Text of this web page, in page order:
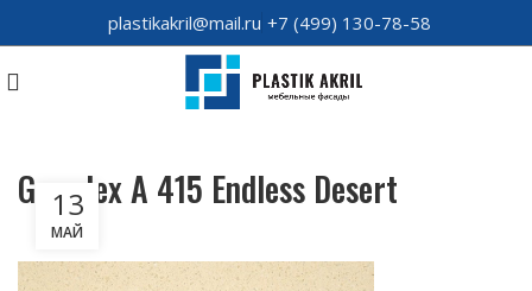
plastikakril@mail.ru +7 (499) 130-78-58
Grandex A 415 Endless Desert
13
МАЙ